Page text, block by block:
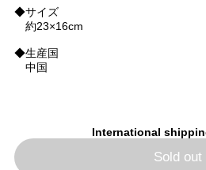
◆サイズ
約23×16cm
◆生産国
中国
International
Sold out